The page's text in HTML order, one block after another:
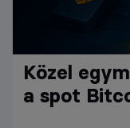
Közel
a spot